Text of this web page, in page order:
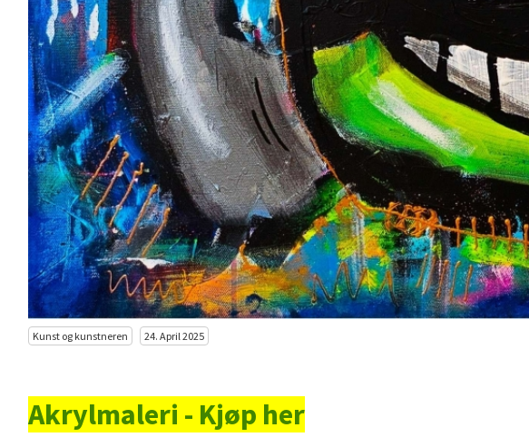
Kunst og kunstneren 24. April 2025
Akrylmaleri - Kjøp her